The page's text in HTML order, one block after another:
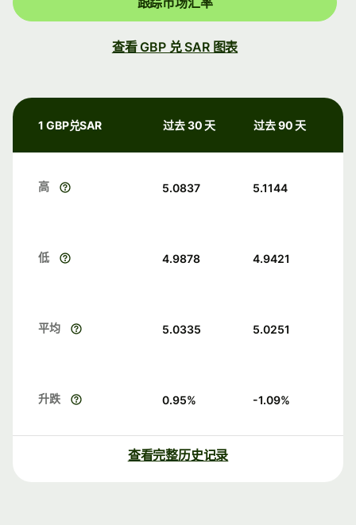
查看 GBP 兑 SAR 图表
1 GBP兑SAR 过去 30 天 过去 90 天
高 5.0837 5.1144
低 4.9878 4.9421
平均 5.0335 5.0251
升跌 0.95% -1.09%
查看完整历史记录